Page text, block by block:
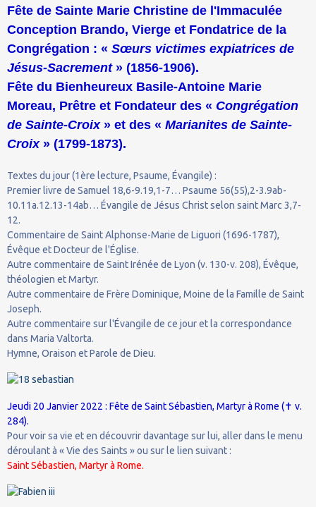
Fête de Sainte Marie Christine de l'Immaculée
Conception Brando, Vierge et Fondatrice de la
Congrégation : « Sœurs victimes expiatrices de
Jésus-Sacrement» (1856-1906).
Fête du Bienheureux Basile-Antoine Marie
Moreau, Prêtre et Fondateur des « Congrégation
de Sainte-Croix » et des « Marianites de Sainte-
Croix» (1799-1873).
Textes du jour (1ère lecture, Psaume, Évangile) :
Premier livre de Samuel 18,6-9.19,1-7… Psaume 56(55),2-3.9ab-
10.11a.12.13-14ab… Évangile de Jésus Christ selon saint Marc 3,7-
12.
Commentaire de Saint Alphonse-Marie de Liguori (1696-1787),
Évêque et Docteur de l'Église.
Autre commentaire de Saint Irénée de Lyon (v. 130-v. 208), Évêque,
théologien et Martyr.
Autre commentaire de Frère Dominique, Moine de la Famille de Saint
Joseph.
Autre commentaire sur l'Évangile de ce jour et la correspondance
dans Maria Valtorta.
Hymne, Oraison et Parole de Dieu.
Jeudi 20 Janvier 2022 : Fête de Saint Sébastien, Martyr à Rome (✝ v.
284).
Pour voir sa vie et en découvrir davantage sur lui, aller dans le menu
déroulant à « Vie des Saints » ou sur le lien suivant :
Saint Sébastien, Martyr à Rome.